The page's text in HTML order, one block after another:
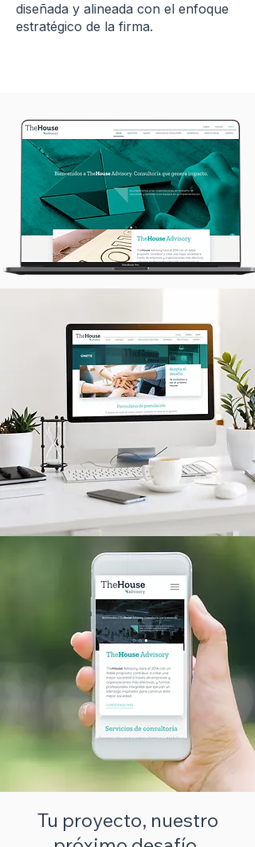
diseñada y alineada con el enfoque
estratégico de la firma.
Tu proyecto, nuestro